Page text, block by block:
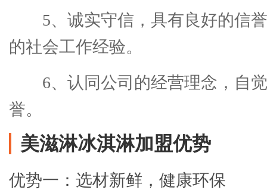
5、诚实守信，具有良好的信
的社会工作经验。
6、认同公司的经营理念，自
誉。
美滋淋冰淇淋加盟优势
优势一：选材新鲜，健康环保